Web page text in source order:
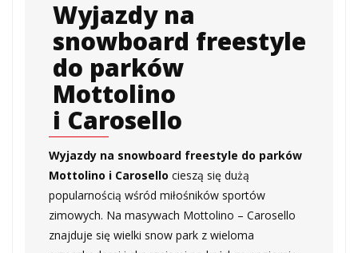
Wyjazdy na
snowboard freestyle
do parków
Mottolino
i Carosello
Wyjazdy na snowboard freestyle do parków
Mottolino i Carosello cieszą się dużą
popularnością wśród miłośników sportów
zimowych. Na masywach Mottolino – Carosello
znajduje się wielki snow park z wieloma